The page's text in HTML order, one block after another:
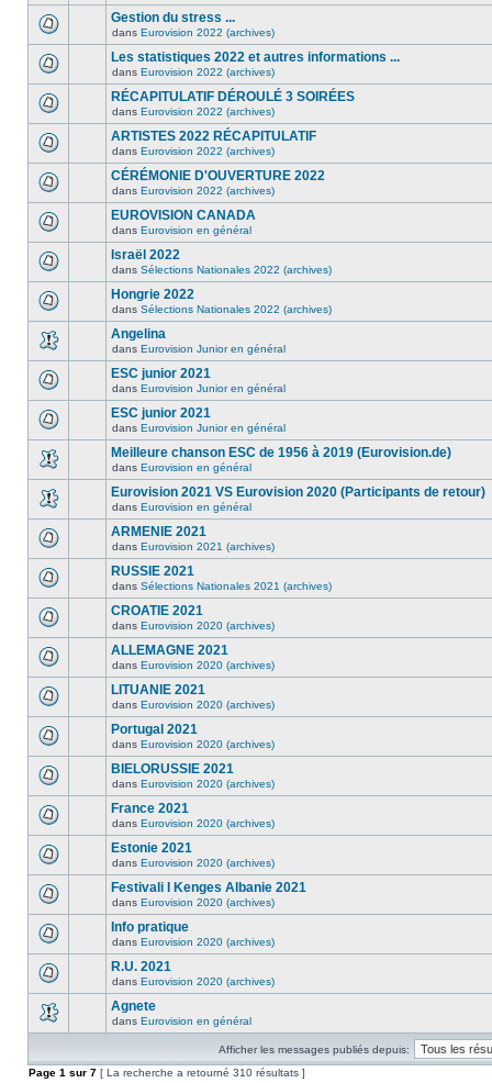
Gestion du stress ...
dans Eurovision 2022 (archives)
Les statistiques 2022 et autres informations ...
dans Eurovision 2022 (archives)
RÉCAPITULATIF DÉROULÉ 3 SOIRÉES
dans Eurovision 2022 (archives)
ARTISTES 2022 RÉCAPITULATIF
dans Eurovision 2022 (archives)
CÉRÉMONIE D'OUVERTURE 2022
dans Eurovision 2022 (archives)
EUROVISION CANADA
dans Eurovision en général
Israël 2022
dans Sélections Nationales 2022 (archives)
Hongrie 2022
dans Sélections Nationales 2022 (archives)
Angelina
dans Eurovision Junior en général
ESC junior 2021
dans Eurovision Junior en général
ESC junior 2021
dans Eurovision Junior en général
Meilleure chanson ESC de 1956 à 2019 (Eurovision.de)
dans Eurovision en général
Eurovision 2021 VS Eurovision 2020 (Participants de retour)
dans Eurovision en général
ARMENIE 2021
dans Eurovision 2021 (archives)
RUSSIE 2021
dans Sélections Nationales 2021 (archives)
CROATIE 2021
dans Eurovision 2020 (archives)
ALLEMAGNE 2021
dans Eurovision 2020 (archives)
LITUANIE 2021
dans Eurovision 2020 (archives)
Portugal 2021
dans Eurovision 2020 (archives)
BIELORUSSIE 2021
dans Eurovision 2020 (archives)
France 2021
dans Eurovision 2020 (archives)
Estonie 2021
dans Eurovision 2020 (archives)
Festivali I Kenges Albanie 2021
dans Eurovision 2020 (archives)
Info pratique
dans Eurovision 2020 (archives)
R.U. 2021
dans Eurovision 2020 (archives)
Agnete
dans Eurovision en général
Afficher les messages publiés depuis:
Page 1 sur 7 [ La recherche a retourné 310 résultats ]